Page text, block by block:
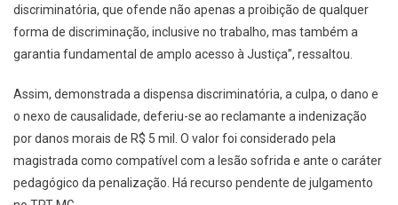
discriminatória, que ofende não apenas a proibição de qualquer
forma de discriminação, inclusive no trabalho, mas também a
garantia fundamental de amplo acesso à Justiça”, ressaltou.
Assim, demonstrada a dispensa discriminatória, a culpa, o dano e
o nexo de causalidade, deferiu-se ao reclamante a indenização
por danos morais de R$ 5 mil. O valor foi considerado pela
magistrada como compatível com a lesão sofrida e ante o caráter
pedagógico da penalização. Há recurso pendente de julgamento